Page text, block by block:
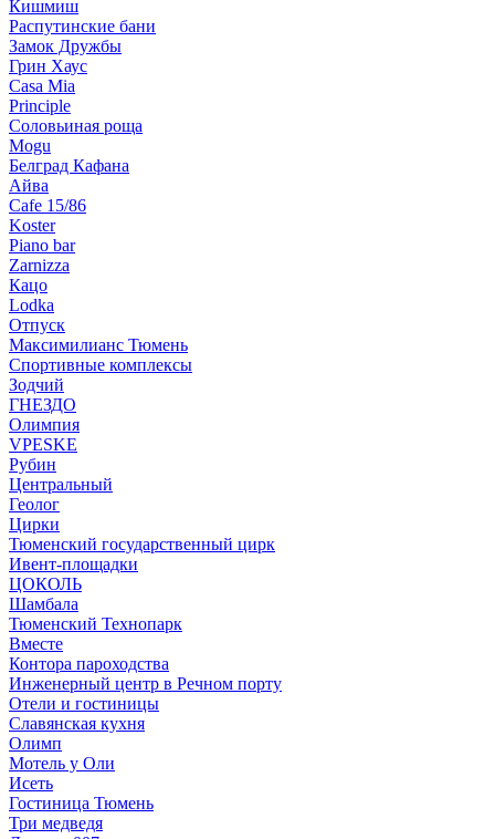
Кишмиш
Распутинские бани
Замок Дружбы
Грин Хаус
Casa Mia
Principle
Соловьиная роща
Mogu
Белград Кафана
Айва
Cafe 15/86
Koster
Piano bar
Zarnizza
Кацо
Lodka
Отпуск
Максимилианс Тюмень
Спортивные комплексы
Зодчий
ГНЕЗДО
Олимпия
VPESKE
Рубин
Центральный
Геолог
Цирки
Тюменский государственный цирк
Ивент-площадки
ЦОКОЛЬ
Шамбала
Тюменский Технопарк
Вместе
Контора пароходства
Инженерный центр в Речном порту
Отели и гостиницы
Славянская кухня
Олимп
Мотель у Оли
Исеть
Гостиница Тюмень
Три медведя